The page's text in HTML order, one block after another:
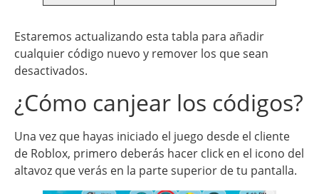
Estaremos actualizando esta tabla para añadir
cualquier código nuevo y remover los que sean
desactivados.
¿Cómo canjear los códigos?
Una vez que hayas iniciado el juego desde el cliente
de Roblox, primero deberás hacer click en el icono del
altavoz que verás en la parte superior de tu pantalla.